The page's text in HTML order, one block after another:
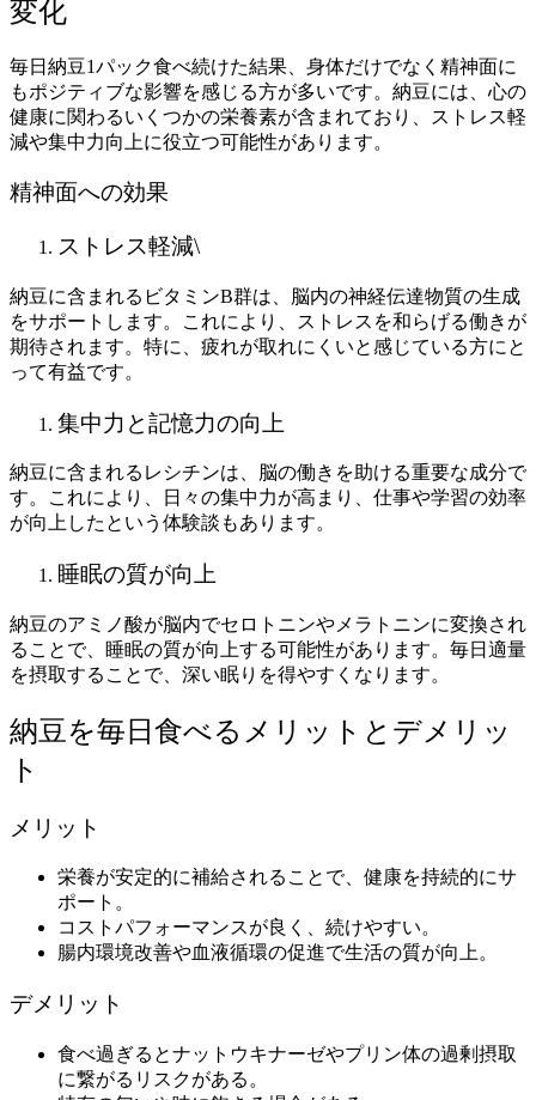
変化
毎日納豆1パック食べ続けた結果、身体だけでなく精神面に
もポジティブな影響を感じる方が多いです。納豆には、心の
健康に関わるいくつかの栄養素が含まれており、ストレス軽
減や集中力向上に役立つ可能性があります。
精神面への効果
ストレス軽減\
納豆に含まれるビタミンB群は、脳内の神経伝達物質の生成
をサポートします。これにより、ストレスを和らげる働きが
期待されます。特に、疲れが取れにくいと感じている方にと
って有益です。
集中力と記憶力の向上
納豆に含まれるレシチンは、脳の働きを助ける重要な成分で
す。これにより、日々の集中力が高まり、仕事や学習の効率
が向上したという体験談もあります。
睡眠の質が向上
納豆のアミノ酸が脳内でセロトニンやメラトニンに変換され
ることで、睡眠の質が向上する可能性があります。毎日適量
を摂取することで、深い眠りを得やすくなります。
納豆を毎日食べるメリットとデメリッ
ト
メリット
栄養が安定的に補給されることで、健康を持続的にサ
ポート。
コストパフォーマンスが良く、続けやすい。
腸内環境改善や血液循環の促進で生活の質が向上。
デメリット
食べ過ぎるとナットウキナーゼやプリン体の過剰摂取
に繋がるリスクがある。